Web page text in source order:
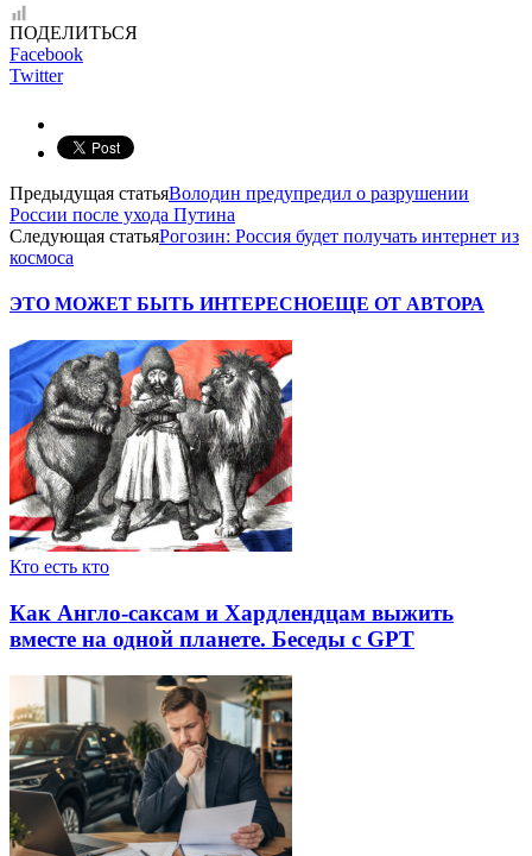
ПОДЕЛИТЬСЯ
Facebook
Twitter
Предыдущая статьяВолодин предупредил о разрушении
России после ухода Путина
Следующая статьяРогозин: Россия будет получать интернет из
космоса
ЭТО МОЖЕТ БЫТЬ ИНТЕРЕСНОЕЩЕ ОТ АВТОРА
Кто есть кто
Как Англо-саксам и Хардлендцам выжить
вместе на одной планете. Беседы с GPT